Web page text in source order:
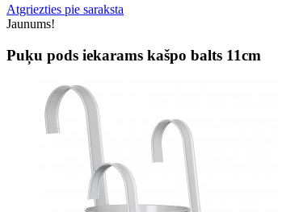
Atgriezties pie saraksta
Jaunums!
Puķu pods iekarams kašpo balts 11cm